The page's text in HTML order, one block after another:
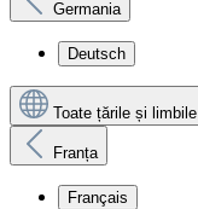
Germania
Deutsch
Toate țările și limbile
Franța
Français